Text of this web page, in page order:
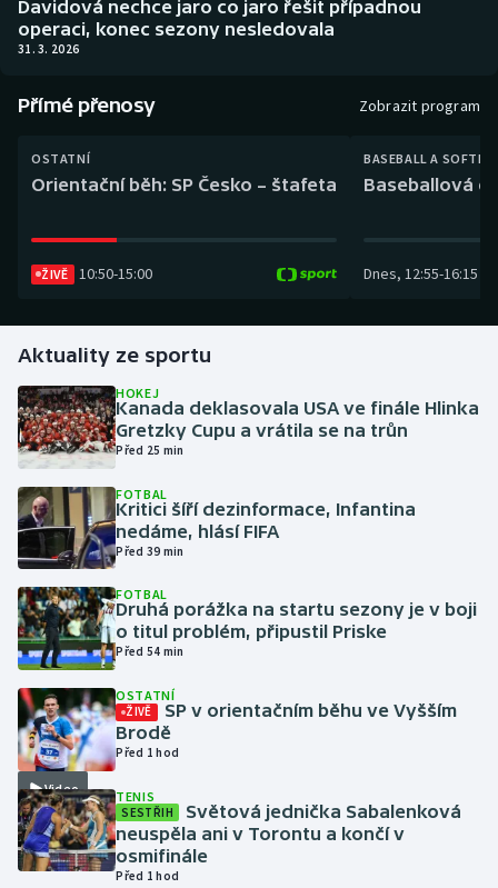
Boby a skeleton
Curling
Dostihy
Futsal
Golf
Gymnastika
Házená
Jezdectví
Judo
Krasobruslení
Lezení
Lyže a snowboard
Moderní pětiboj
Motorsport
Olympijské hry
AZ kvíz
Davidová nechce jaro co jaro řešit případnou
operaci, konec sezony nesledovala
31. 3. 2026
Přímé přenosy Zobrazit program
OSTATNÍ
Orientační běh: SP Česko – štafeta
ŽIVĚ 10:50-15:00
BASEBALL A
Baseballová
Dnes, 12:55-16:15
Aktuality ze sportu
HOKEJ
Kanada deklasovala USA ve finále Hlinka
Gretzky Cupu a vrátila se na trůn
Před 25 min
FOTBAL
Kritici šíří dezinformace, Infantina
nedáme, hlásí FIFA
Před 39 min
FOTBAL
Druhá porážka na startu sezony je v boji
o titul problém, připustil Priske
Před 54 min
Video
OSTATNÍ
ŽIVĚ
SP v orientačním běhu ve Vyšším
Brodě
Před 1 hod
TENIS
SESTŘIH
Světová jednička Sabalenková
neuspěla ani v Torontu a končí v
osmifinále
Před 1 hod